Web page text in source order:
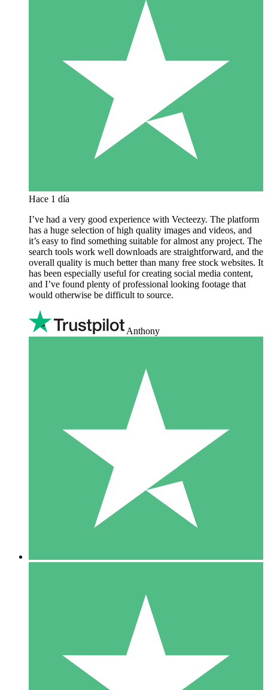
Hace 1 día
I’ve had a very good experience with Vecteezy. The platform
has a huge selection of high quality images and videos, and
it’s easy to find something suitable for almost any project. The
search tools work well downloads are straightforward, and the
overall quality is much better than many free stock websites. It
has been especially useful for creating social media content,
and I’ve found plenty of professional looking footage that
would otherwise be difficult to source.
Anthony